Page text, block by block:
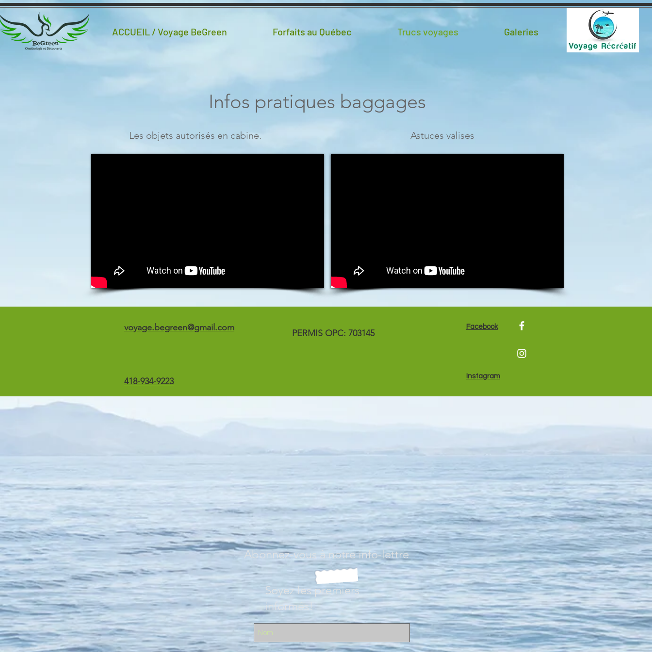
ACCUEIL / Voyage BeGreen Forfaits au Québec Trucs voyages Galeries
Infos pratiques baggages
Les objets autorisés en cabine. Astuces valises
voyage.begreen@gmail.com
PERMIS OPC: 703145
418-934-9223
Facebook
Instagram
Abonnez-vous à notreinfo-lettre
Soyez les premiers
informés!